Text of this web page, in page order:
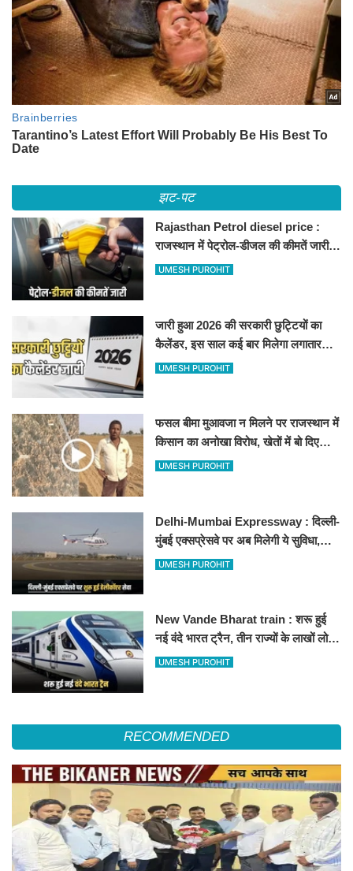
झट-पट
Rajasthan Petrol diesel price :
राजस्थान में पेट्रोल-डीजल की कीमतें जारी,
जानिए बीकानेर समेत पुरे प्रदेश में नए रेट
UMESH PUROHIT
जारी हुआ 2026 की सरकारी छुट्टियों का
कैलेंडर, इस साल कई बार मिलेगा लगातार
अवकाश, देखें
UMESH PUROHIT
फसल बीमा मुआवजा न मिलने पर राजस्थान में
किसान का अनोखा विरोध, खेतों में बो दिए
500-500 रुपए के नोट, वीडियो वायरल
UMESH PUROHIT
Delhi-Mumbai Expressway : दिल्ली-
मुंबई एक्सप्रेसवे पर अब मिलेगी ये सुविधा,
हेलीकॉप्टर सर्विस से तुरंत घायल पहुंचेगा
UMESH PUROHIT
New Vande Bharat train : शरू हुई
नई वंदे भारत ट्रैन, तीन राज्यों के लाखों लोगों
का सफर होगा आसान, देखें पूरा रूटमैप
UMESH PUROHIT
RECOMMENDED